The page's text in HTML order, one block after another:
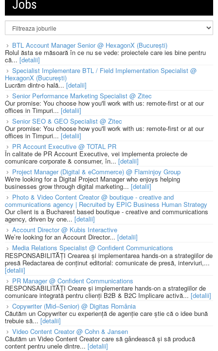
Jobs
BTL Account Manager Senior @ HexagonX (București)
Rolul ăsta se măsoară în ce nu se vede: proiectele care ies bine pentru
că... [detalii]
Specialist Implementare BTL / Field Implementation Specialist @
HexagonX (București)
Lucrăm dintr-o hală...[detalii]
Senior Performance Marketing Specialist @ Zitec
Our promise: You choose how you'll work with us: remote-first or at our
offices in Timpuri... [detalii]
Senior SEO & GEO Specialist @ Zitec
Our promise: You choose how you'll work with us: remote-first or at our
offices in Timpuri... [detalii]
PR Account Executive @ TOTAL PR
În calitate de PR Account Executive, vei implementa proiecte de
comunicare corporate & consumer, în... [detalii]
Project Manager (Digital & eCommerce) @ Flaminjoy Group
We're looking for a Digital Project Manager who enjoys helping
businesses grow through digital marketing... [detalii]
Photo & Video Content Creator @ boutique - creative and
communications agency | Recruited by EPIC Business Human Strategy
Our client is a Bucharest based boutique - creative and communications
agency, driven by one... [detalii]
Account Director @ Kubis Interactive
We’re looking for an Account Director... [detalii]
Media Relations Specialist @ Confident Communications
RESPONSABILITĂȚI Crearea și implementarea hands-on a strategiilor de
presă Redactarea de conținut editorial: comunicate de presă, interviuri,...
[detalii]
PR Manager @ Confident Communications
RESPONSABILITĂȚI Creare și implementare hands-on a strategiilor de
comunicare integrată pentru clienți B2B & B2C Implicare activă... [detalii]
Copywriter (Mid–Senior) @ Digitas România
Căutăm un Copywriter cu experiență de agenție care știe că o idee bună
trebuie să... [detalii]
Video Content Creator @ Cohn & Jansen
Căutăm un Video Content Creator care să gândească și să producă
content pentru unele dintre... [detalii]